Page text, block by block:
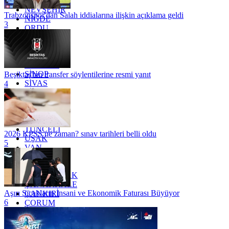
NEVŞEHİR
NİĞDE
ORDU
OSMANİYE
RİZE
SAKARYA
SİNOP
SİVAS
SİİRT
TEKİRDAĞ
TOKAT
TRABZON
TUNCELİ
UŞAK
VAN
YALOVA
YOZGAT
ZONGULDAK
ÇANAKKALE
ÇANKIRI
ÇORUM
İSTANBUL
İZMİR
Trabzonspor'dan Salah iddialarına ilişkin açıklama geldi
3
Beşiktaş'tan transfer söylentilerine resmi yanıt
4
2026 KPSS ne zaman? sınav tarihleri belli oldu
5
Aşırı Sıcakların İnsani ve Ekonomik Faturası Büyüyor
6